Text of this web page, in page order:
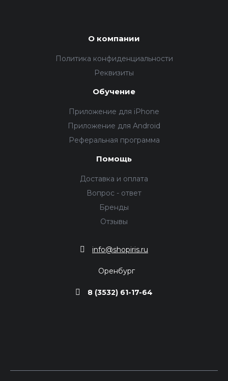
О компании
Политика конфиденциальности
Реквизиты
Обучение
Приложение для iPhone
Приложение для Android
Реферальная программа
Помощь
Доставка и оплата
Вопрос - ответ
Бренды
Отзывы
info@shopiris.ru
Оренбург
8 (3532) 61-17-64